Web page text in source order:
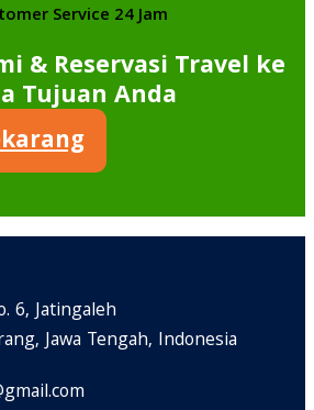
Service 24 Jam
& Reservasi Travel ke
Tujuan Anda
6, Jatingaleh
Jawa Tengah, Indonesia